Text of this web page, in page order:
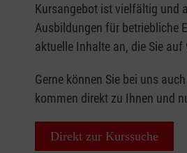
Kursangebot ist vielfältig und
Ausbildungen für betriebliche
aktuelle Inhalte an, die Sie
Gerne können Sie bei uns auch
kommen direkt zu Ihnen und
Direkt zur Kurssuche